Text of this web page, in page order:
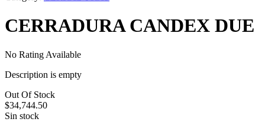
CERRADURA CANDEX DUE
No Rating Available
Description is empty
Out Of Stock
$34,744.50
Sin stock